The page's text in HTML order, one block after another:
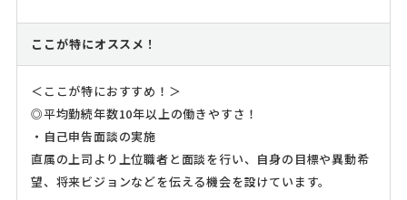
ここが特にオススメ！
＜ここが特におすすめ！＞
◎平均勤続年数10年以上の働きやすさ！
・自己申告面談の実施
直属の上司より上位職者と面談を行い、自身の目標や異動希
望、将来ビジョンなどを伝える機会を設けています。